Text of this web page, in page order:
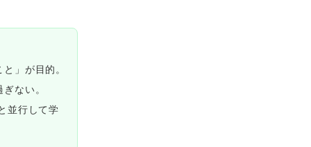
」が目的。
ない。
並行して学